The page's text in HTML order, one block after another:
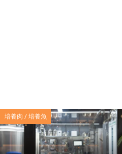
培養肉 / 培養魚